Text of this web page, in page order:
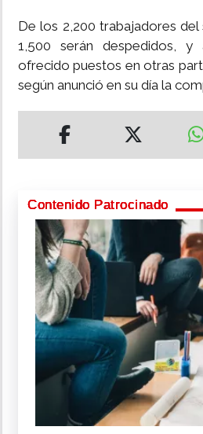
De los 2,200 trabajadores del
1,500 serán despedidos,
ofrecido puestos en otras
según anunció en su día la
Contenido Patrocinado